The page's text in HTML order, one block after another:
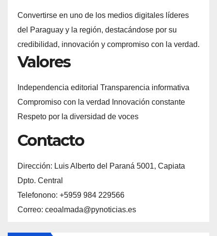
Convertirse en uno de los medios digitales líderes
del Paraguay y la región, destacándose por su
credibilidad, innovación y compromiso con la verdad.
Valores
Independencia editorial Transparencia informativa
Compromiso con la verdad Innovación constante
Respeto por la diversidad de voces
Contacto
Dirección: Luis Alberto del Paraná 5001, Capiata
Dpto. Central
Telefonono: +5959 984 229566
Correo: ceoalmada@pynoticias.es